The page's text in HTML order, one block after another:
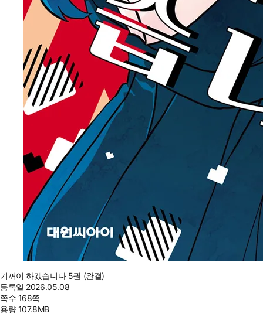
기꺼이 하겠습니다 5권 (완결)
등록일 2026.05.08
쪽수 168쪽
용량107.8MB